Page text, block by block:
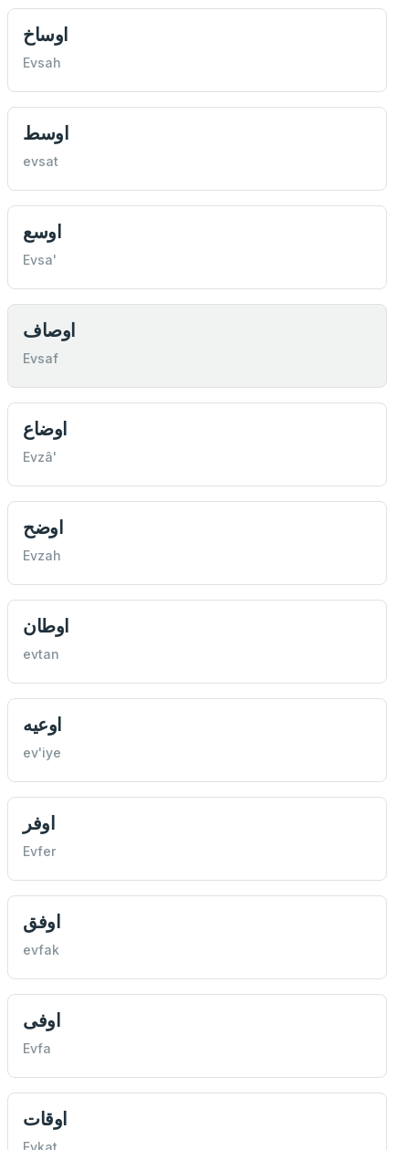
اوساخ
Evsah
اوسط
evsat
اوسع
Evsa'
اوصاف
Evsaf
اوضاع
Evzâ'
اوضح
Evzah
اوطان
evtan
اوعيه
ev'iye
اوفر
Evfer
اوفق
evfak
اوفی
Evfa
اوقات
Evkat